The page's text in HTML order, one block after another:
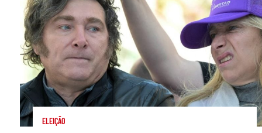
ELEIÇÃO